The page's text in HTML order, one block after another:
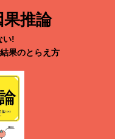
推論
い!
果のとらえ方